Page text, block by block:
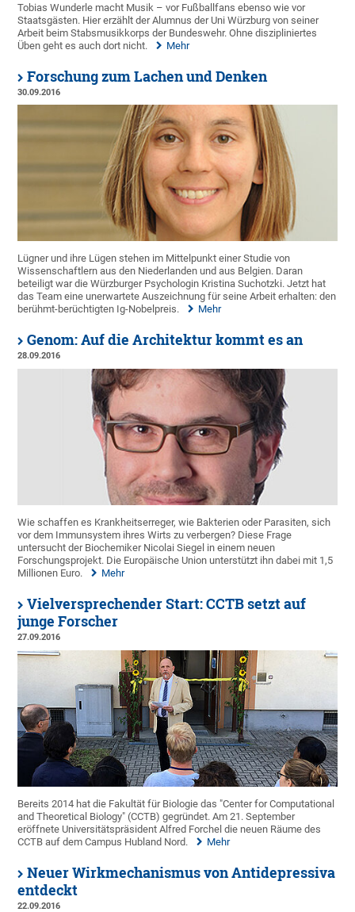
Tobias Wunderle macht Musik – vor Fußballfans ebenso wie vor
Staatsgästen. Hier erzählt der Alumnus der Uni Würzburg von seiner
Arbeit beim Stabsmusikkorps der Bundeswehr. Ohne diszipliniertes
Üben geht es auch dort nicht.
Mehr
Forschung zum Lachen und Denken
30.09.2016
Lügner und ihre Lügen stehen im Mittelpunkt einer Studie von
Wissenschaftlern aus den Niederlanden und aus Belgien. Daran
beteiligt war die Würzburger Psychologin Kristina Suchotzki. Jetzt hat
das Team eine unerwartete Auszeichnung für seine Arbeit erhalten: den
berühmt-berüchtigten Ig-Nobelpreis.
Mehr
Genom: Auf die Architektur kommt es an
28.09.2016
Wie schaffen es Krankheitserreger, wie Bakterien oder Parasiten, sich
vor dem Immunsystem ihres Wirts zu verbergen? Diese Frage
untersucht der Biochemiker Nicolai Siegel in einem neuen
Forschungsprojekt. Die Europäische Union unterstützt ihn dabei mit 1,5
Millionen Euro.
Mehr
Vielversprechender Start: CCTB setzt auf
junge Forscher
27.09.2016
Bereits 2014 hat die Fakultät für Biologie das "Center for Computational
and Theoretical Biology" (CCTB) gegründet. Am 21. September
eröffnete Universitätspräsident Alfred Forchel die neuen Räume des
CCTB auf dem Campus Hubland Nord.
Mehr
Neuer Wirkmechanismus von Antidepressiva
entdeckt
22.09.2016